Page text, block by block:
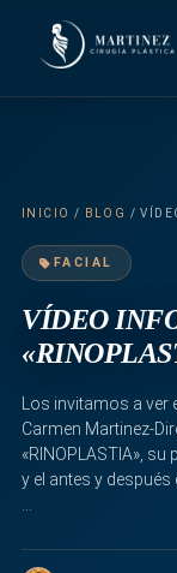
INICIO / BLOG /
FACIAL
VÍDEO
Los invitamos a
Carmen Martinez-
«RINOPLASTIA»,
y el antes y